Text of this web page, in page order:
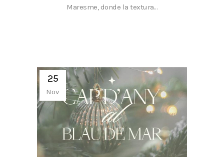
Maresme, donde la textura...
25
Nov